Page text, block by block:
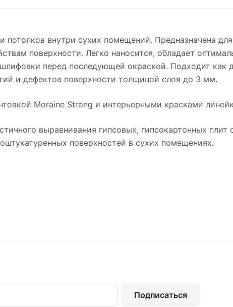
потолков внутри сухих помещений. Предназначена
поверхности. Легко наносится, обладает
перед последующей окраской. Подходит как
и дефектов поверхности толщиной слоя до 3 мм.
Moraine Strong и интерьерными красками
выравнивания гипсовых, гипсокартонных
поверхностей в сухих помещениях.
Подписаться